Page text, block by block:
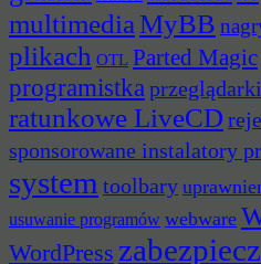
multimediaMyBB
plikach OTL Parted Magic
programistka
ratunkowe LiveCD
sponsorowane instalatory
system toolbary
usuwanie programów webware
WordPress